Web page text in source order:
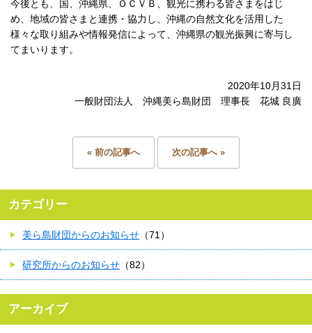
今後とも、国、沖縄県、ＯＣＶＢ、観光に携わる皆さまをはじ
め、地域の皆さまと連携・協力し、沖縄の自然文化を活用した
様々な取り組みや情報発信によって、沖縄県の観光振興に寄与し
てまいります。
2020年10月31日
一般財団法人 沖縄美ら島財団 理事長 花城 良廣
« 前の記事へ 次の記事へ »
カテゴリー
美ら島財団からのお知らせ （71）
研究所からのお知らせ （82）
アーカイブ